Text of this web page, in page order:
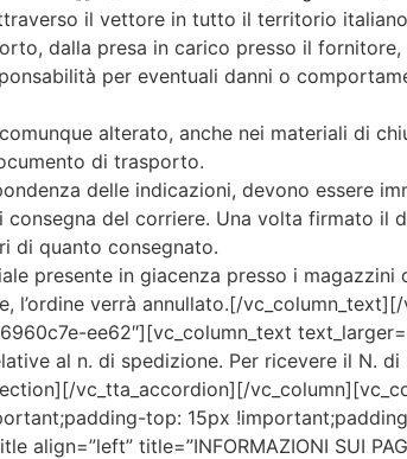
il vettore in tutto il territorio
dalla presa in carico presso il
per eventuali danni o
alterato, anche nei materiali di
di trasporto.
delle indicazioni, devono essere
consegna del corriere. Una volta firmato
di quanto consegnato.
presente in giacenza presso i
l’ordine verrà annullato.[/
ee62″][vc_column_text
al n. di spedizione. Per ricevere il N.
vc_tta_accordion][/
top: 15px
title=”INFORMAZIONI SUI